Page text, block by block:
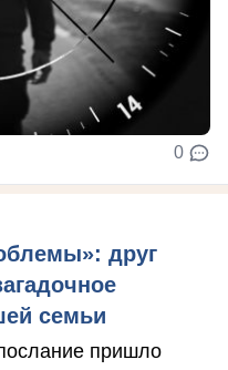
0
друг
семьи
пришло